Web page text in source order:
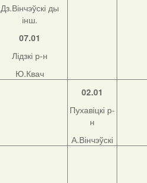
Дз.Вінчэўскі ды
інш.
07.01
Лідзкі р-н
Ю.Квач
02.01
Пухавіцкі р-
н
А.Вінчэўскі